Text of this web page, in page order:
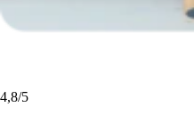
4,8/5